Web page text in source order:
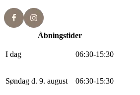
Åbningstider
I dag 06:30-15:30
Søndag d. 9. august 06:30-15:30